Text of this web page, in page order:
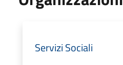
Servizi Sociali